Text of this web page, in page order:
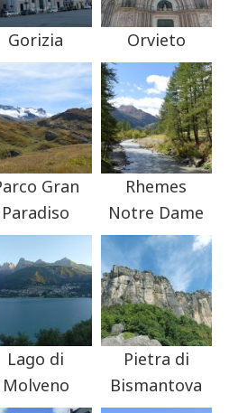
Gorizia Orvieto
Gran
Paradiso
Rhemes
Notre Dame
Lago di
Molveno
Pietra di
Bismantova